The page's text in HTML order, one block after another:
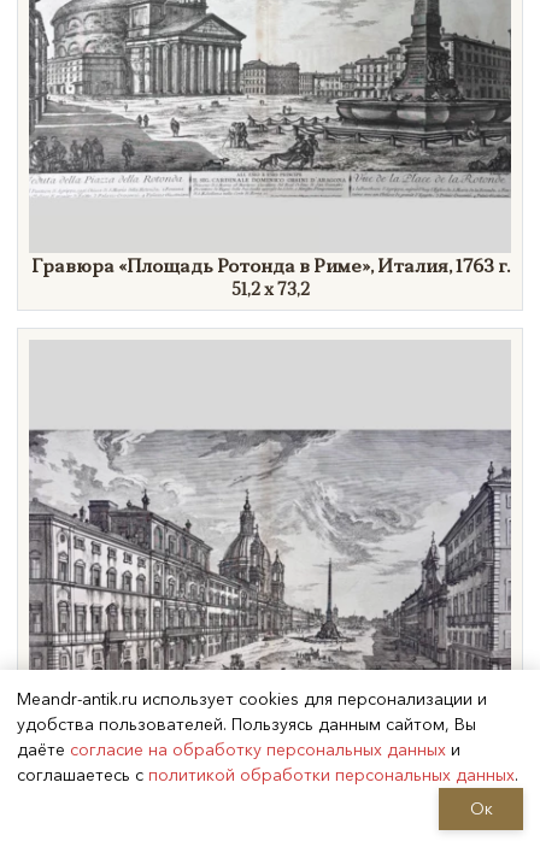
Гравюра «ПлощадьРотонда в Риме», Италия,1763 г.
51,2 х 73,2
, Италия,1763 г.
Meandr-antik.ru использует cookies для персонализации и
удобства пользователей. Пользуясь данным сайтом, Вы
даёте согласие на обработку персональных данных и
соглашаетесь с политикой обработки персональных данных.
Ок